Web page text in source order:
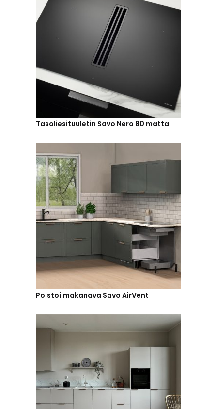
Tasoliesituuletin Savo Nero 80 matta
Poistoilmakanava Savo AirVent